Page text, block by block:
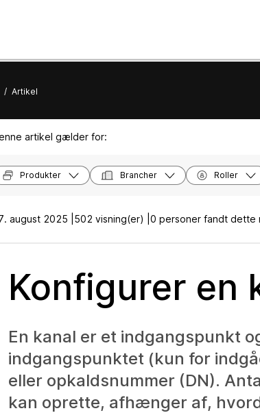
/ Artikel
artikel gælder for:
Produkter Brancher Roller
august 2025 | 502 visning(er) | 0 personer fandt dette
Konfigurer en
En kanal er et indgangspunkt
indgangspunktet (kun for
eller opkaldsnummer (DN).
kan oprette, afhænger af,